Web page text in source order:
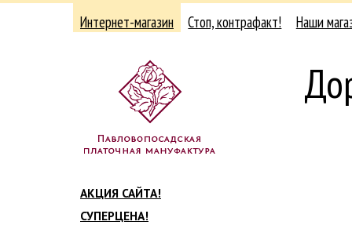
Интернет-магазин Стоп, контрафакт! Наши
АКЦИЯ САЙТА!
СУПЕРЦЕНА!